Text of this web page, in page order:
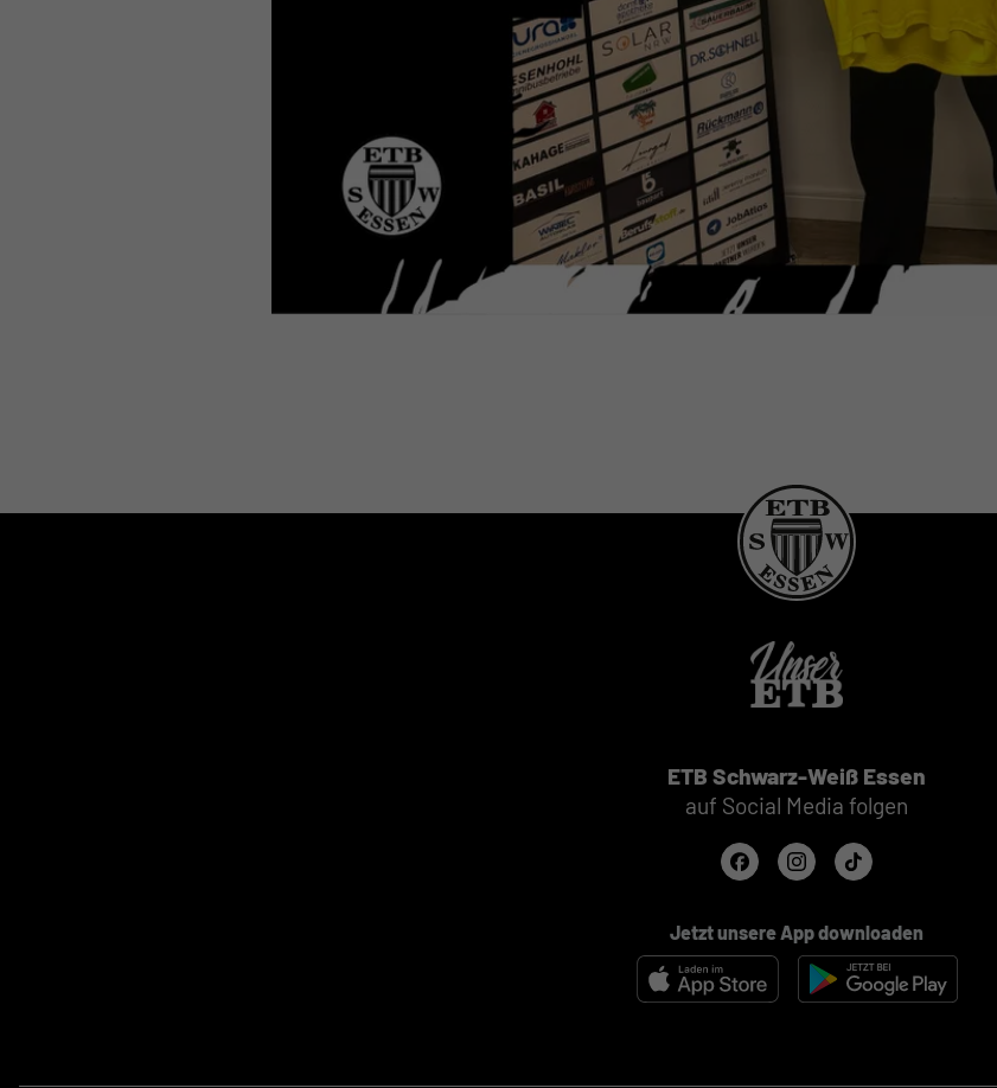
ETB Schwarz-Weiß Essen
auf Social Media folgen
Jetzt unsere App downloaden